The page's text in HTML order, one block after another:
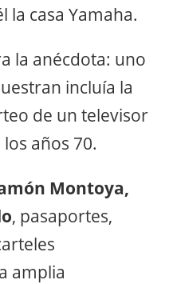
la casa Yamaha.
la anécdota: uno
incluía la
de un televisor
años 70.
Montoya,
, pasaportes,
amplia